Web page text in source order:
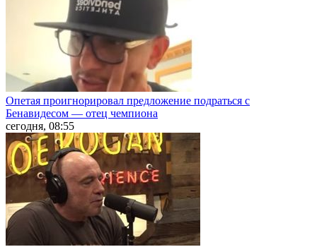
Опетая проигнорировал предложение подраться с
Бенавидесом — отец чемпиона
сегодня, 08:55